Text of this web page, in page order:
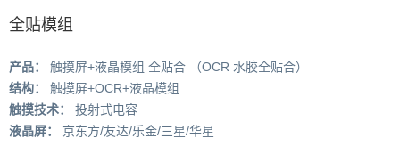
全贴模组
产品：
触摸屏+液晶模组 全贴合 （OCR 水胶全贴合）
结构：
触摸屏+OCR+液晶模组
触摸技术：
投射式电容
液晶屏：
京东方/友达/乐金/三星/华星